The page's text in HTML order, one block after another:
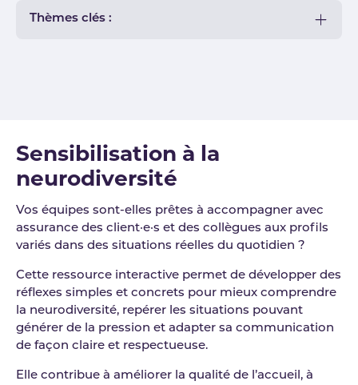
Thèmes clés :
Sensibilisation à la
neurodiversité
Vos équipes sont-elles prêtes à accompagner avec
assurance des client·e·s et des collègues aux profils
variés dans des situations réelles du quotidien ?
Cette ressource interactive permet de développer des
réflexes simples et concrets pour mieux comprendre
la neurodiversité, repérer les situations pouvant
générer de la pression et adapter sa communication
de façon claire et respectueuse.
Elle contribue à améliorer la qualité de l’accueil, à